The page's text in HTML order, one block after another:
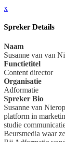
x
Spreker Details
Naam
Susanne van van
Functietitel
Content director
Organisatie
Adformatie
Spreker Bio
Susanne van
platform in
studie
Beursmedia waar